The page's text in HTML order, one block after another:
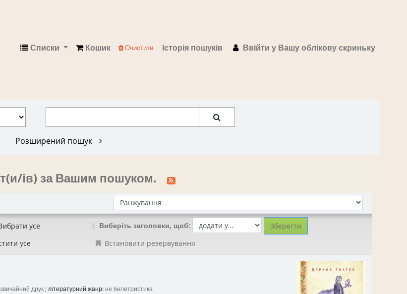
Кошик
Списки Ввійти у Вашу облікову скриньку
Історія пошуків
Очистити
Розширений пошук
ів) за Вашим пошуком.
Сортувати за:
усе
усе
Виберіть заголовки, щоб:
Встановити резервування
звичайний друк; літературний жанр: не белетристика